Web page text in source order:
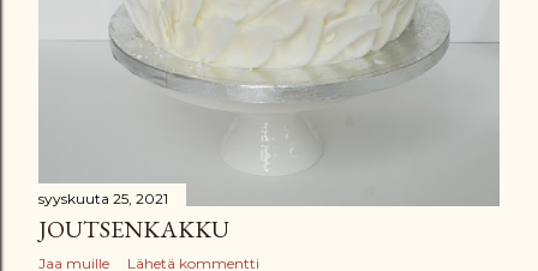
syyskuuta 25, 2021
JOUTSENKAKKU
Jaa muille Lähetä kommentti